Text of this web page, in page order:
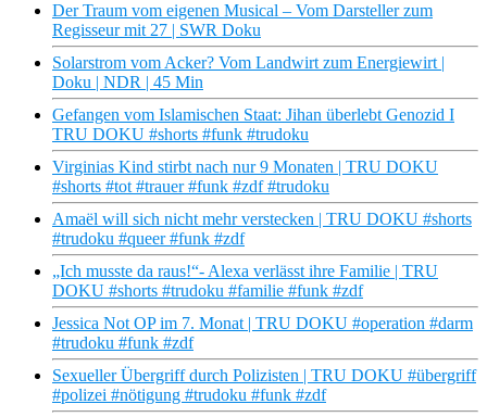
Der Traum vom eigenen Musical – Vom Darsteller zum
Regisseur mit 27 | SWR Doku
Solarstrom vom Acker? Vom Landwirt zum Energiewirt |
Doku | NDR | 45 Min
Gefangen vom Islamischen Staat: Jihan überlebt Genozid I
TRU DOKU #shorts #funk #trudoku
Virginias Kind stirbt nach nur 9 Monaten | TRU DOKU
#shorts #tot #trauer #funk #zdf #trudoku
Amaël will sich nicht mehr verstecken | TRU DOKU #shorts
#trudoku #queer #funk #zdf
„Ich musste da raus!“- Alexa verlässt ihre Familie | TRU
DOKU #shorts #trudoku #familie #funk #zdf
Jessica Not OP im 7. Monat | TRU DOKU #operation #darm
#trudoku #funk #zdf
Sexueller Übergriff durch Polizisten | TRU DOKU #übergriff
#polizei #nötigung #trudoku #funk #zdf